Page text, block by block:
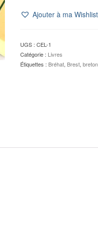
Ajouter à ma Wishlist
UGS : CEL-1
Catégorie : Livres
Étiquettes : Bréhat, Brest, breton